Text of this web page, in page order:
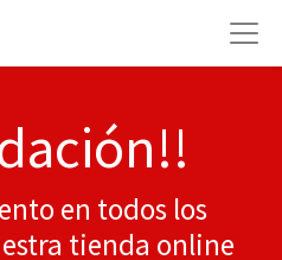
en todos los
tienda online